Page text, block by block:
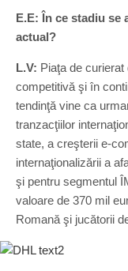
E.E: În ce stadiu se
actual?
L.V: Piaţa de
competitivă şi în
tendinţă vine ca
tranzacţiilor
state, a creşterii e-
internaţionalizării a
şi pentru segmentul
valoare de 370 mil
Romană şi jucătorii